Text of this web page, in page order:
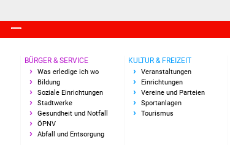
BÜRGER & SERVICE
Was erledige ich wo
Bildung
Soziale Einrichtungen
Stadtwerke
Gesundheit und Notfall
ÖPNV
Abfall und Entsorgung
KULTUR & FREIZEIT
Veranstaltungen
Einrichtungen
Vereine und Parteien
Sportanlagen
Tourismus